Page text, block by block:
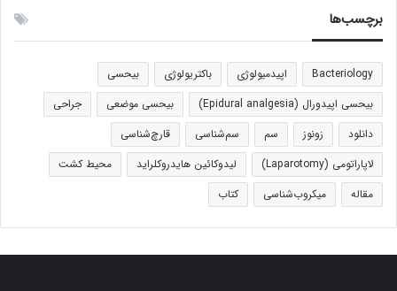
برچسب‌ها
Bacteriology اپیدمیولوژی باکتریولوژی
بیحسی
بیحسی اپیدورال (Epidural analgesia)
بیحسی موضعی
جراحی
دانلود
زونوز سم سم‌شناسی
قارچ‌شناسی
لاپاراتومی (Laparotomy)
لیدوکائین هایدروکلراید
محیط کشت
مقاله
میکروب‌شناسی کتاب